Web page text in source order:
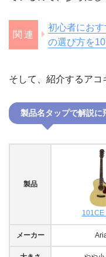
初心者にお
の選び方を
そして、紹介するアコ
製品名タップで解説に
製品
101CE
メーカー